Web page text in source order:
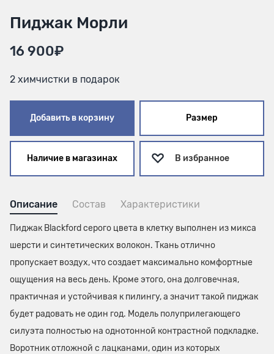
Пиджак Морли
16 900₽
2 химчистки в подарок
Добавить в корзину Размер
Наличие в магазинах В избранное
Описание Состав Характеристики
Пиджак Blackford серого цвета в клетку выполнен из микса
шерсти и синтетических волокон. Ткань отлично
пропускает воздух, что создает максимально комфортные
ощущения на весь день. Кроме этого, она долговечная,
практичная и устойчивая к пилингу, а значит такой пиджак
будет радовать не один год. Модель полуприлегающего
силуэта полностью на однотонной контрастной подкладке.
Воротник отложной с лацканами, один из которых